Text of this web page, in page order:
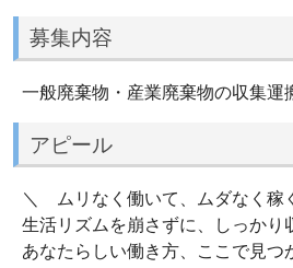
募集内容
一般廃棄物・産業廃棄物の収集運
アピール
＼ ムリなく働いて、ムダなく
生活リズムを崩さずに、しっかり
あなたらしい働き方、ここで見つ